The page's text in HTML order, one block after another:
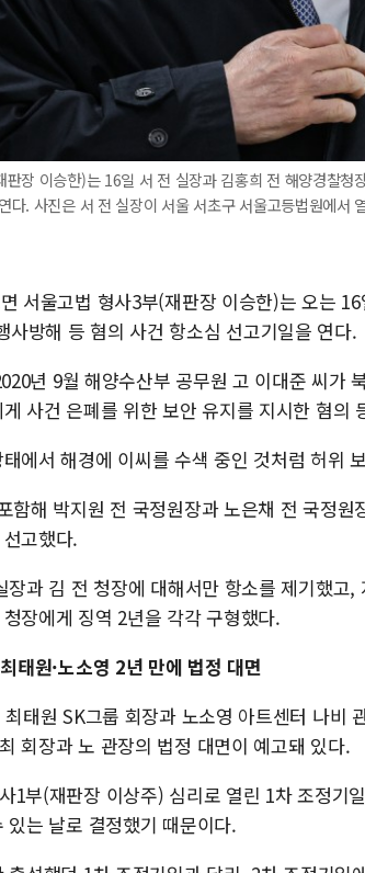
판장 이승한)는 16일 서 전 실장과 김홍희 전 해양경찰청
다. 사진은 서 전 실장이 서울 서초구 서울고등법원에서
서울고법 형사3부(재판장 이승한)는 오는
사방해 등 혐의 사건 항소심 선고기일을 연다.
년 9월 해양수산부 공무원 고 이대준 씨가
사건 은폐를 위한 보안 유지를 지시한 혐의
에서 해경에 이씨를 수색 중인 것처럼 허위
함해 박지원 전 국정원장과 노은채 전 국정
고했다.
장과 김 전 청장에 대해서만 항소를 제기했고
장에게 징역 2년을 각각 구형했다.
원·노소영 2년 만에 법정 대면
태원 SK그룹 회장과 노소영 아트센터 나비
회장과 노 관장의 법정 대면이 예고돼 있다.
1부(재판장 이상주) 심리로 열린 1차 조정기
있는 날로 결정했기 때문이다.